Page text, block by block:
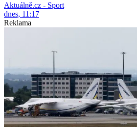
Aktuálně.cz - Sport
dnes, 11:17
Reklama